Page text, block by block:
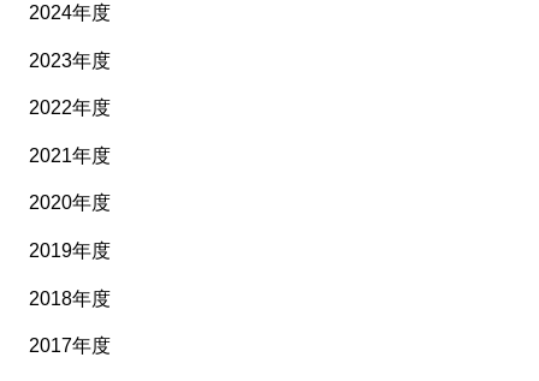
2024年度
2023年度
2022年度
2021年度
2020年度
2019年度
2018年度
2017年度